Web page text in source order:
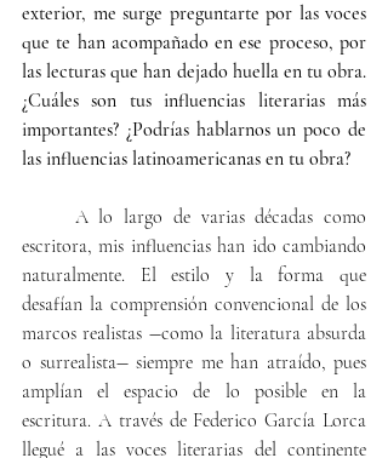
exterior, me surge preguntarte por las voces
que te han acompañado en ese proceso, por
las lecturas que han dejado huella en tu obra.
¿Cuáles son tus influencias literarias más
importantes? ¿Podrías hablarnos un poco de
las influencias latinoamericanas en tu obra?
A lo largo de varias décadas como
escritora, mis influencias han ido cambiando
naturalmente. El estilo y la forma que
desafían la comprensión convencional de los
marcos realistas ―como la literatura absurda
o surrealista― siempre me han atraído, pues
amplían el espacio de lo posible en la
escritura. A través de Federico García Lorca
llegué a las voces literarias del continente